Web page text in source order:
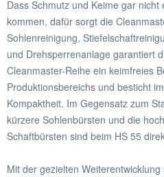
Dass Schmutz und Keime gar
kommen, dafür sorgt die
Sohlenreinigung,
und Drehsperrenanlage garantiert
Cleanmaster-Reihe ein keimfreies
Produktionsbereichs und besticht
Kompaktheit. Im Gegensatz zum
kürzere Sohlenbürsten und die
Schaftbürsten sind beim HS 55
Mit der gezielten